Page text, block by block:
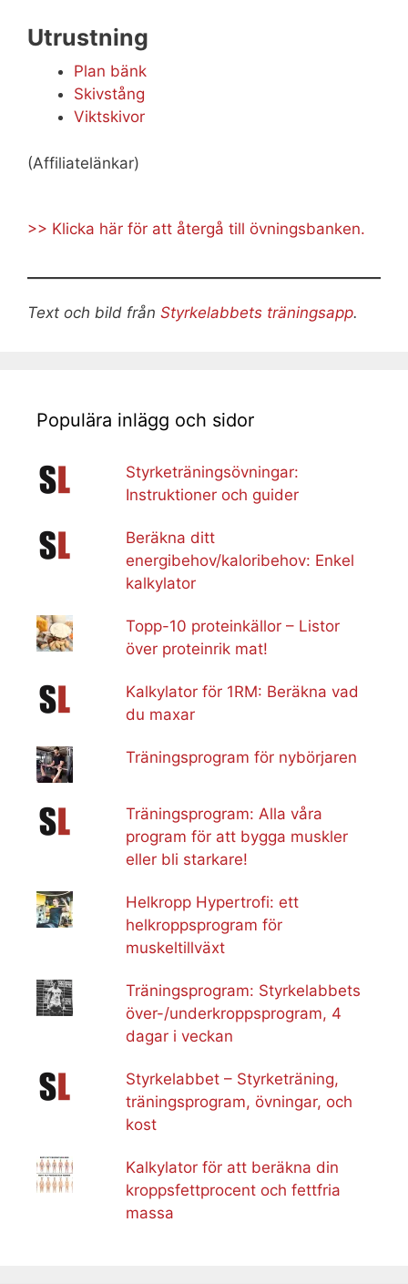
Utrustning
Plan bänk
Skivstång
Viktskivor
(Affiliatelänkar)
>> Klicka här för att återgå till övningsbanken.
Text och bild från Styrkelabbets träningsapp.
Populära inlägg och sidor
Styrketräningsövningar:
Instruktioner och guider
Beräkna ditt
energibehov/kaloribehov: Enkel
kalkylator
Topp-10 proteinkällor – Listor
över proteinrik mat!
Kalkylator för 1RM: Beräkna vad
du maxar
Träningsprogram för nybörjaren
Träningsprogram: Alla våra
program för att bygga muskler
eller bli starkare!
Helkropp Hypertrofi: ett
helkroppsprogram för
muskeltillväxt
Träningsprogram: Styrkelabbets
över-/underkroppsprogram, 4
dagar i veckan
Styrkelabbet – Styrketräning,
träningsprogram, övningar, och
kost
Kalkylator för att beräkna din
kroppsfettprocent och fettfria
massa